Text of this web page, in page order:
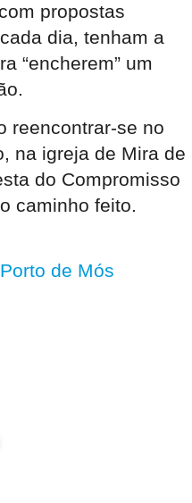
propostas
dia, tenham a
“encherem” um
reencontrar-se no
na igreja de Mira de
do Compromisso
caminho feito.
Porto de Mós